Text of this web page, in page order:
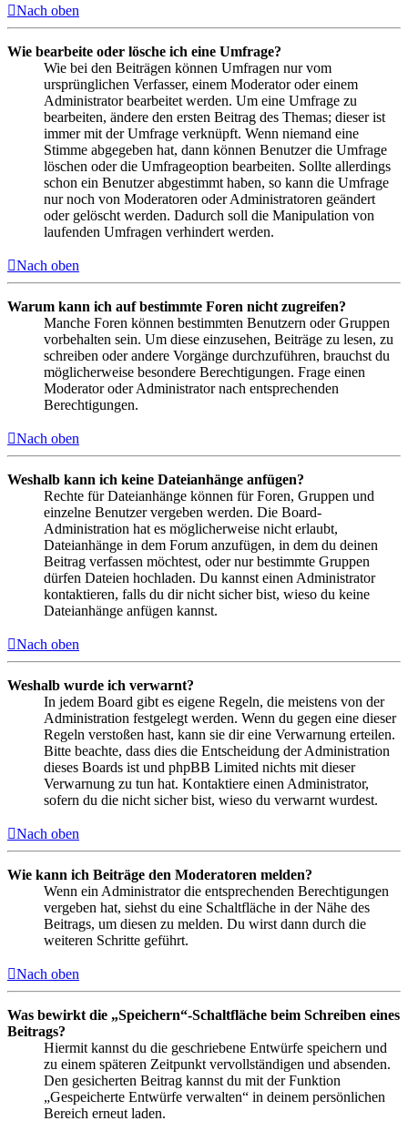
Nach oben
Wie bearbeite oder lösche ich eine Umfrage?
Wie bei den Beiträgen können Umfragen nur vom
ursprünglichen Verfasser, einem Moderator oder einem
Administrator bearbeitet werden. Um eine Umfrage zu
bearbeiten, ändere den ersten Beitrag des Themas; dieser ist
immer mit der Umfrage verknüpft. Wenn niemand eine
Stimme abgegeben hat, dann können Benutzer die Umfrage
löschen oder die Umfrageoption bearbeiten. Sollte allerdings
schon ein Benutzer abgestimmt haben, so kann die Umfrage
nur noch von Moderatoren oder Administratoren geändert
oder gelöscht werden. Dadurch soll die Manipulation von
laufenden Umfragen verhindert werden.
Nach oben
Warum kann ich auf bestimmte Foren nicht zugreifen?
Manche Foren können bestimmten Benutzern oder Gruppen
vorbehalten sein. Um diese einzusehen, Beiträge zu lesen, zu
schreiben oder andere Vorgänge durchzuführen, brauchst du
möglicherweise besondere Berechtigungen. Frage einen
Moderator oder Administrator nach entsprechenden
Berechtigungen.
Nach oben
Weshalb kann ich keine Dateianhänge anfügen?
Rechte für Dateianhänge können für Foren, Gruppen und
einzelne Benutzer vergeben werden. Die Board-
Administration hat es möglicherweise nicht erlaubt,
Dateianhänge in dem Forum anzufügen, in dem du deinen
Beitrag verfassen möchtest, oder nur bestimmte Gruppen
dürfen Dateien hochladen. Du kannst einen Administrator
kontaktieren, falls du dir nicht sicher bist, wieso du keine
Dateianhänge anfügen kannst.
Nach oben
Weshalb wurde ich verwarnt?
In jedem Board gibt es eigene Regeln, die meistens von der
Administration festgelegt werden. Wenn du gegen eine dieser
Regeln verstoßen hast, kann sie dir eine Verwarnung erteilen.
Bitte beachte, dass dies die Entscheidung der Administration
dieses Boards ist und phpBB Limited nichts mit dieser
Verwarnung zu tun hat. Kontaktiere einen Administrator,
sofern du die nicht sicher bist, wieso du verwarnt wurdest.
Nach oben
Wie kann ich Beiträge den Moderatoren melden?
Wenn ein Administrator die entsprechenden Berechtigungen
vergeben hat, siehst du eine Schaltfläche in der Nähe des
Beitrags, um diesen zu melden. Du wirst dann durch die
weiteren Schritte geführt.
Nach oben
Was bewirkt die „Speichern“-Schaltfläche beim Schreiben eines
Beitrags?
Hiermit kannst du die geschriebene Entwürfe speichern und
zu einem späteren Zeitpunkt vervollständigen und absenden.
Den gesicherten Beitrag kannst du mit der Funktion
„Gespeicherte Entwürfe verwalten“ in deinem persönlichen
Bereich erneut laden.